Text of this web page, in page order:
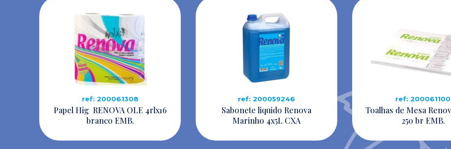
ref: 200061308
Papel Hig RENOVA OLE 4rlx16
branco EMB.
ref: 200059246
Sabonete liquido Renova
Marinho 4x5L CXA
ref: 200061100
Toalhas de Mesa
250 br EMB.